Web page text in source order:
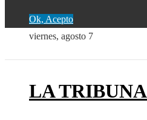
Ok, Acepto
viernes, agosto 7
LA